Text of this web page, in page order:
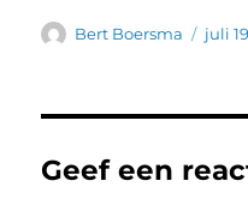
Auteur
Bert Boersma juli
Geef een